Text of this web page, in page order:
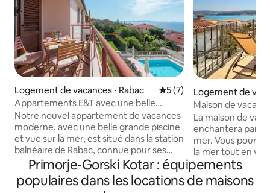
Logement de vacances ⋅ Rabac Évaluation moyenne sur
5 (7)
Appartements E&T avec une belle
piscine (ORANGE)
Notre nouvel appartement de vacances
moderne, avec une belle grande piscine
et vue sur la mer, est situé dans la station
balnéaire de Rabac, connue pour ses
plages de galets blancs nacrés et ses
eaux cristallines. L'appartement est situé
dans une maison familiale, sur les pentes
Logement de
Maison de
sur la mer - Kate
La maison de
enchantera par
mer. Vous
la mer tout en
chaises longues.
plage la plus
6 personnes. La
Primorje-Gorski Kotar : équipements
populaires dans les locations de maisons